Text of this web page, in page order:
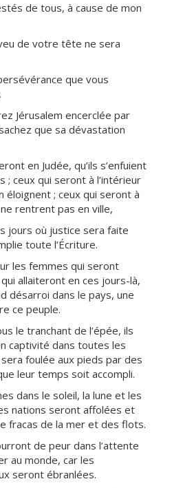
de tous, à cause de mon
de votre tête ne sera
que vous
Jérusalem encerclée par
que sa dévastation
en Judée, qu’ils s’enfuient
; ceux qui seront à l’intérieur
éloignent ; ceux qui seront à
ne rentrent pas en ville,
jours où justice sera faite
toute l’Écriture.
les femmes qui seront
allaiteront en ces jours-là,
désarroi dans le pays, une
ce peuple.
le tranchant de l’épée, ils
captivité dans toutes les
foulée aux pieds par des
leur temps soit accompli.
dans le soleil, la lune et les
nations seront affolées et
fracas de la mer et des flots.
de peur dans l’attente
au monde, car les
seront ébranlées.